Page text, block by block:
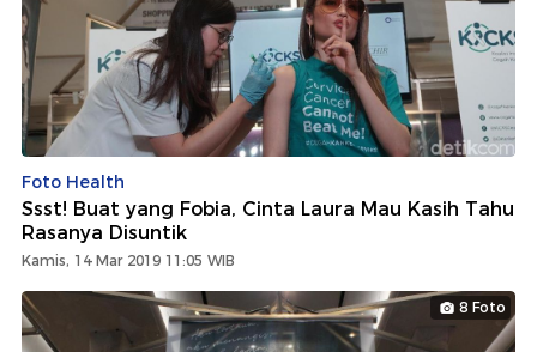
Foto Health
Ssst! Buat yang Fobia, Cinta Laura Mau Kasih Tahu
Rasanya Disuntik
Kamis, 14 Mar 2019 11:05 WIB
8 Foto